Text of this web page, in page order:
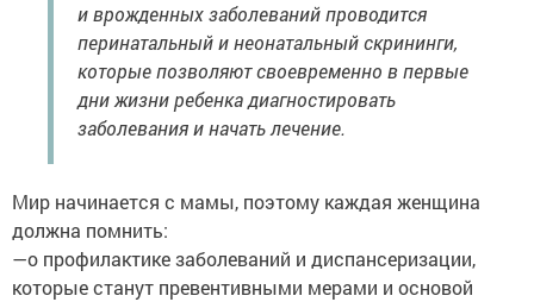
и врожденных заболеваний проводится
перинатальный и неонатальный скрининги,
которые позволяют своевременно в первые
дни жизни ребенка диагностировать
заболевания и начать лечение.
Мир начинается с мамы, поэтому каждая женщина
должна помнить:
—о профилактике заболеваний и диспансеризации,
которые станут превентивными мерами и основой